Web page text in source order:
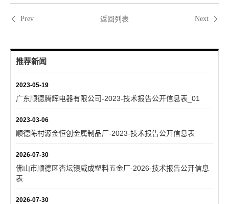
Prev 返回列表 Next
推荐新闻
2023-05-19
广东顺德腾辉电器有限公司-2023-技术报告公开信息表_01
2023-03-06
顺德陈村源金恒创金属制品厂-2023-技术报告公开信息表
2026-07-30
佛山市顺德区杏坛镇威成塑料五金厂-2026-技术报告公开信息
表
2026-07-30